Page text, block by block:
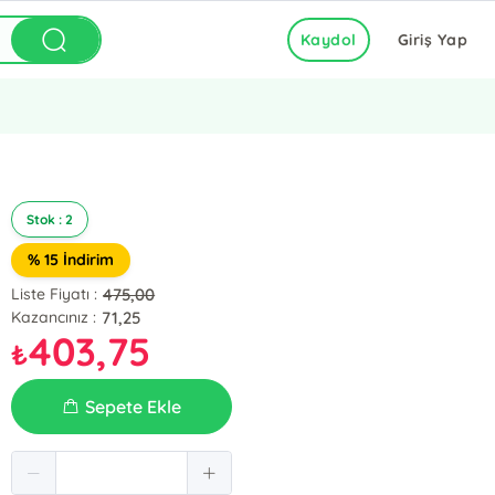
Giriş Yap
Kaydol
Stok : 2
% 15 İndirim
Liste Fiyatı : 475,00
Kazancınız : 71,25
₺403,75
Sepete Ekle